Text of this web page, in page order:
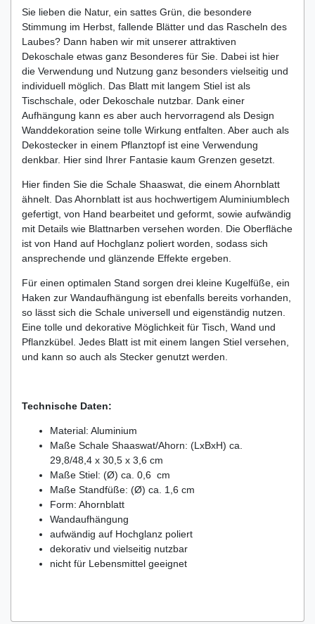
Sie lieben die Natur, ein sattes Grün, die besondere
Stimmung im Herbst, fallende Blätter und das Rascheln des
Laubes? Dann haben wir mit unserer attraktiven
Dekoschale etwas ganz Besonderes für Sie. Dabei ist hier
die Verwendung und Nutzung ganz besonders vielseitig und
individuell möglich. Das Blatt mit langem Stiel ist als
Tischschale, oder Dekoschale nutzbar. Dank einer
Aufhängung kann es aber auch hervorragend als Design
Wanddekoration seine tolle Wirkung entfalten. Aber auch als
Dekostecker in einem Pflanztopf ist eine Verwendung
denkbar. Hier sind Ihrer Fantasie kaum Grenzen gesetzt.
Hier finden Sie die Schale Shaaswat, die einem Ahornblatt
ähnelt. Das Ahornblatt ist aus hochwertigem Aluminiumblech
gefertigt, von Hand bearbeitet und geformt, sowie aufwändig
mit Details wie Blattnarben versehen worden. Die Oberfläche
ist von Hand auf Hochglanz poliert worden, sodass sich
ansprechende und glänzende Effekte ergeben.
Für einen optimalen Stand sorgen drei kleine Kugelfüße, ein
Haken zur Wandaufhängung ist ebenfalls bereits vorhanden,
so lässt sich die Schale universell und eigenständig nutzen.
Eine tolle und dekorative Möglichkeit für Tisch, Wand und
Pflanzkübel. Jedes Blatt ist mit einem langen Stiel versehen,
und kann so auch als Stecker genutzt werden.
Technische Daten:
Material: Aluminium
Maße Schale Shaaswat/Ahorn: (LxBxH) ca.
29,8/48,4 x 30,5 x 3,6 cm
Maße Stiel: (Ø) ca. 0,6 cm
Maße Standfüße: (Ø) ca. 1,6 cm
Form: Ahornblatt
Wandaufhängung
aufwändig auf Hochglanz poliert
dekorativ und vielseitig nutzbar
nicht für Lebensmittel geeignet